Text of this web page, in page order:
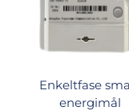
Enkeltfase
energimål